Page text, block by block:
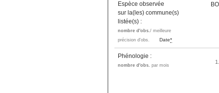
Espèce observée
sur la(les) commune(s)
listée(s) :
nombre d'obs./ meilleure
précision d'obs.
Date*
Phénologie :
nombre d'obs. par mois